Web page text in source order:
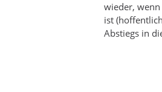
wieder,
ist
Abstiegs in